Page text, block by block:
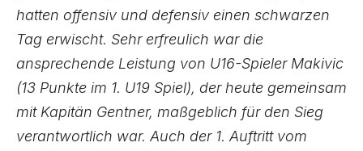
hatten offensiv und defensiv einen schwarzen
Tag erwischt. Sehr erfreulich war die
ansprechende Leistung von U16-Spieler Makivic
(13 Punkte im 1. U19 Spiel), der heute gemeinsam
mit Kapitän Gentner, maßgeblich für den Sieg
verantwortlich war. Auch der 1. Auftritt vom